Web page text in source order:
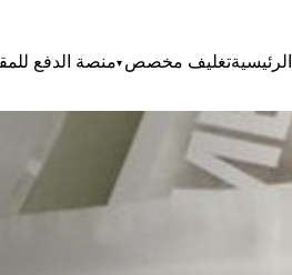
الرئيسيةتغليف مخصص منصة الدفع